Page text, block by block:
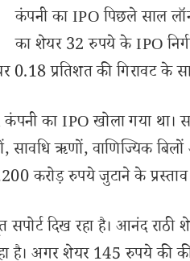
कंपनी का IPO पिछले साल
का शेयर 32 रुपये के IPO
0.18 प्रतिशत की गिरावट
का IPO खोला गया था।
ऋणों, वाणिज्यिक
करोड़ रुपये जुटाने के
दिख रहा है। आनंद राठी